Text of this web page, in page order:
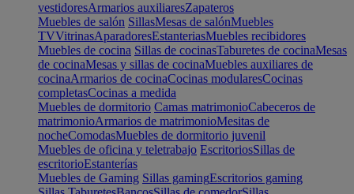
vestidoresArmarios auxiliaresZapateros
Muebles de salón SillasMesas de salónMuebles
TVVitrinasAparadoresEstanteriasMuebles recibidores
Muebles de cocina Sillas de cocinasTaburetes de cocinaMesas
de cocinaMesas y sillas de cocinaMuebles auxiliares de
cocinaArmarios de cocinaCocinas modularesCocinas
completasCocinas a medida
Muebles de dormitorio Camas matrimonioCabeceros de
matrimonioArmarios de matrimonioMesitas de
nocheComodasMuebles de dormitorio juvenil
Muebles de oficina y teletrabajo EscritoriosSillas de
escritorioEstanterías
Muebles de Gaming Sillas gamingEscritorios gaming